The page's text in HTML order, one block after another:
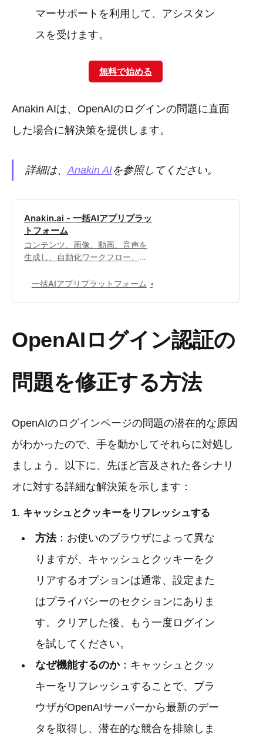
マーサポートを利用して、アシスタン
スを受けます。
無料で始める
Anakin AIは、OpenAIのログインの問題に直面
した場合に解決策を提供します。
詳細は、 Anakin AIを参照してください。
Anakin.ai - 一括AIアプリプラッ
トフォーム
コンテンツ、画像、動画、音声を
生成し、自動化ワークフロー、カ
トエージェントを作成します。独
ステーション。
一括AIアプリプラットフォーム
OpenAIログイン認証の
問題を修正する方法
OpenAIのログインページの問題の潜在的な原因
がわかったので、手を動かしてそれらに対処し
ましょう。以下に、先ほど言及された各シナリ
オに対する詳細な解決策を示します：
1. キャッシュとクッキーをリフレッシュする
方法：お使いのブラウザによって異な
りますが、キャッシュとクッキーをク
リアするオプションは通常、設定また
はプライバシーのセクションにありま
す。クリアした後、もう一度ログイン
を試してください。
なぜ機能するのか：キャッシュとクッ
キーをリフレッシュすることで、ブラ
ウザがOpenAIサーバーから最新のデー
タを取得し、潜在的な競合を排除しま